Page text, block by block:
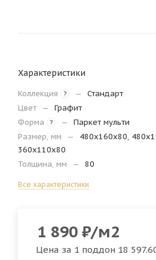
Характеристики
Коллекция ? —
Стандарт
Цвет
—
Графит
Форма
? —
Паркет мульти
Размер, мм
—
480х160х80,
360х110х80
Толщина, мм
— 80
Все характеристики
1 890 ₽/м2
Цена за 1 поддон 18